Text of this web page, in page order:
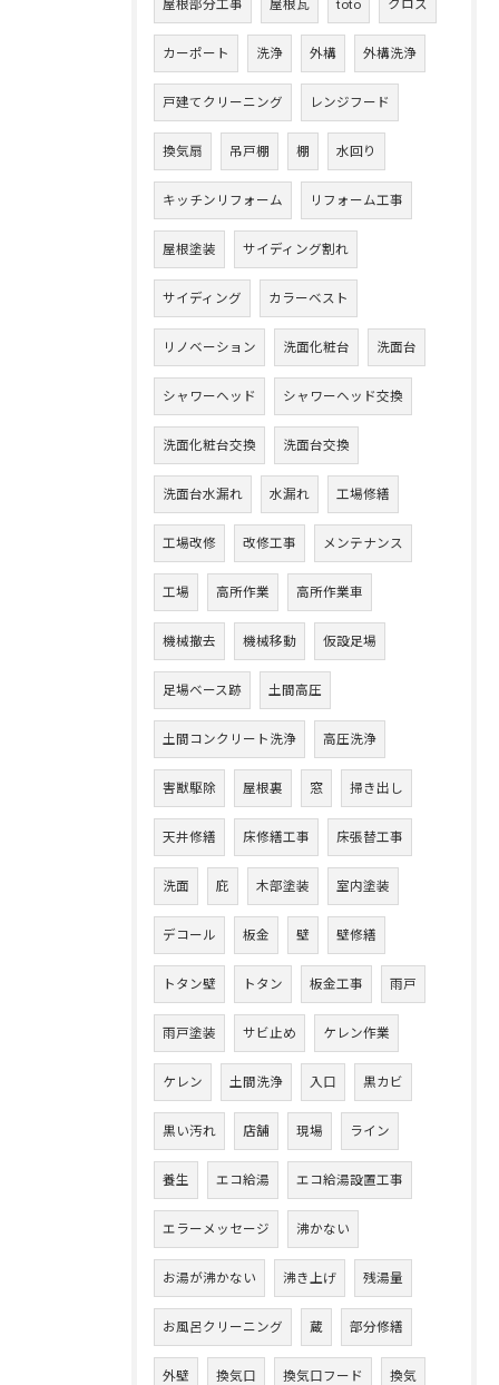
屋根部分工事 屋根瓦 toto クロス
カーポート 洗浄 外構 外構洗浄
戸建てクリーニング レンジフード
換気扇 吊戸棚 棚 水回り
キッチンリフォーム リフォーム工事
屋根塗装 サイディング割れ
サイディング カラーベスト
リノベーション 洗面化粧台 洗面台
シャワーヘッド シャワーヘッド交換
洗面化粧台交換 洗面台交換
洗面台水漏れ 水漏れ 工場修繕
工場改修 改修工事 メンテナンス
工場 高所作業 高所作業車
機械撤去 機械移動 仮設足場
足場ベース跡 土間高圧
土間コンクリート洗浄 高圧洗浄
害獣駆除 屋根裏 窓 掃き出し
天井修繕 床修繕工事 床張替工事
洗面 庇 木部塗装 室内塗装
デコール 板金 壁 壁修繕
トタン壁 トタン 板金工事 雨戸
雨戸塗装 サビ止め ケレン作業
ケレン 土間洗浄 入口 黒カビ
黒い汚れ 店舗 現場 ライン
養生 エコ給湯 エコ給湯設置工事
エラーメッセージ 沸かない
お湯が沸かない 沸き上げ 残湯量
お風呂クリーニング 蔵 部分修繕
外壁 換気口 換気口フード 換気